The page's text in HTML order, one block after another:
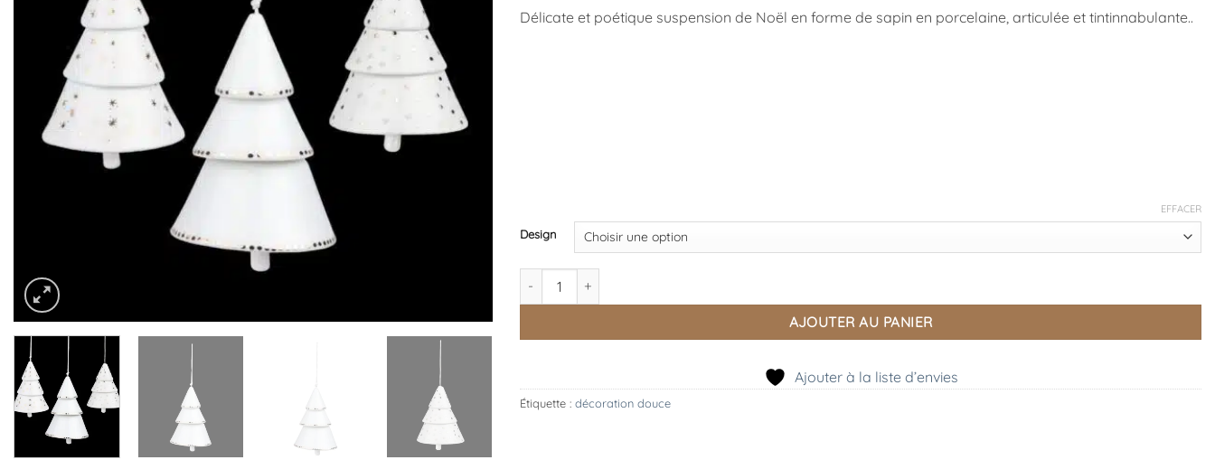
Délicate et poétique suspension de Noël en forme de sapin en porcelaine, articulée et tintinnabulante..
Design
EFFACER
quantité de Cloche Porcelaine Sapin, Räder
AJOUTER AU PANIER
Ajouter à la liste d’envies
Étiquette : décoration douce